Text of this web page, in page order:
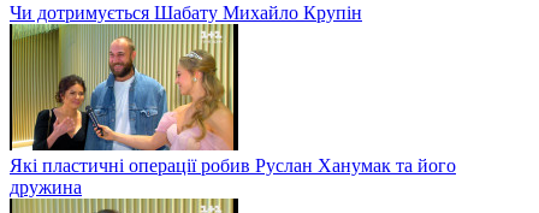
Чи дотримується Шабату Михайло Крупін
Які пластичні операції робив Руслан Ханумак та його
дружина